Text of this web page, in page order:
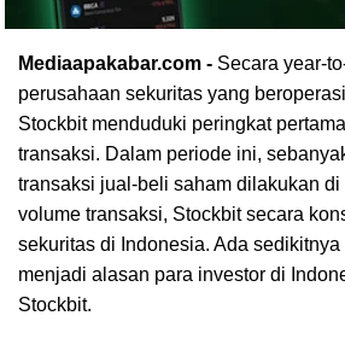
Mediaapakabar.com - Secara year-
perusahaan sekuritas yang
Stockbit menduduki peringkat
transaksi. Dalam periode ini,
transaksi jual-beli saham dilakukan
volume transaksi, Stockbit secara
sekuritas di Indonesia. Ada sedikitnya
menjadi alasan para investor di
Stockbit.